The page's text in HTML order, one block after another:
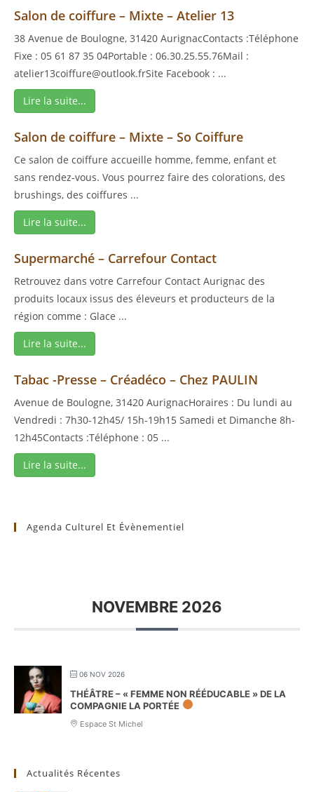
Salon de coiffure – Mixte – Atelier 13
38 Avenue de Boulogne, 31420 AurignacContacts :Téléphone
Fixe : 05 61 87 35 04Portable : 06.30.25.55.76Mail :
atelier13coiffure@outlook.frSite Facebook : ...
Lire la suite...
Salon de coiffure – Mixte – So Coiffure
Ce salon de coiffure accueille homme, femme, enfant et
sans rendez-vous. Vous pourrez faire des colorations, des
brushings, des coiffures ...
Lire la suite...
Supermarché – Carrefour Contact
Retrouvez dans votre Carrefour Contact Aurignac des
produits locaux issus des éleveurs et producteurs de la
région comme : Glace ...
Lire la suite...
Tabac -Presse – Créadéco – Chez PAULIN
Avenue de Boulogne, 31420 AurignacHoraires : Du lundi au
Vendredi : 7h30-12h45/ 15h-19h15 Samedi et Dimanche 8h-
12h45Contacts :Téléphone : 05 ...
Lire la suite...
Agenda Culturel Et Évènementiel
NOVEMBRE 2026
06 NOV 2026
THÉÂTRE – « FEMME NON RÉÉDUCABLE » DE LA
COMPAGNIE LA PORTÉE
Espace St Michel
Actualités Récentes